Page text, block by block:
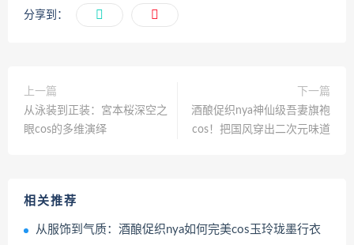
分享到：
上一篇
从泳装到正装：宮本桜深空之
眼cos的多维演绎
下一篇
酒酿促织nya神仙级吾妻旗袍
cos！把国风穿出二次元味道
相关推荐
从服饰到气质：酒酿促织nya如何完美cos玉玲珑墨行衣